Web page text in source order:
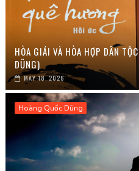
HÒA GIẢI VÀ HÒA HỢP DÂN
DŨNG)
MAY 18, 2026
Hoàng Quốc Dũng